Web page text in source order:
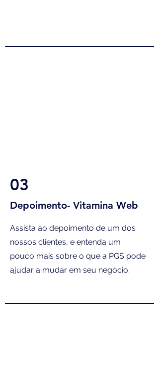
03
Depoimento- Vitamina Web
Assista ao depoimento de um dos
nossos clientes, e entenda um
pouco mais sobre o que a PGS pode
ajudar a mudar em seu negócio.